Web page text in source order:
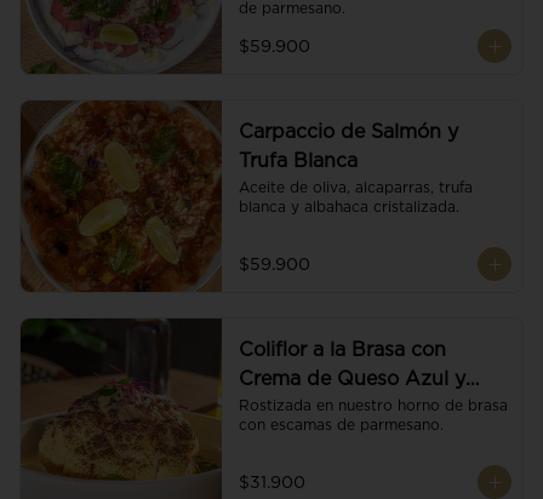
de parmesano.
$59.900
Carpaccio de Salmón y
Trufa Blanca
Aceite de oliva, alcaparras, trufa
blanca y albahaca cristalizada.
$59.900
Coliflor a la Brasa con
Crema de Queso Azul y
Vino
Rostizada en nuestro horno de brasa
con escamas de parmesano.
$31.900